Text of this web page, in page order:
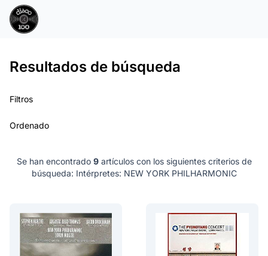
Resultados de búsqueda
Filtros
Ordenado
Se han encontrado 9artículos con los siguientes criterios de
búsqueda: Intérpretes: NEW YORK PHILHARMONIC